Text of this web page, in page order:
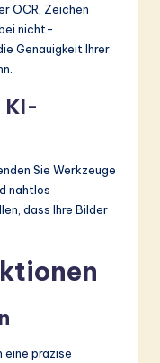
OCR, Zeichen
nicht-
Genauigkeit Ihrer
KI-
Sie Werkzeuge
nahtlos
dass Ihre Bilder
eine präzise